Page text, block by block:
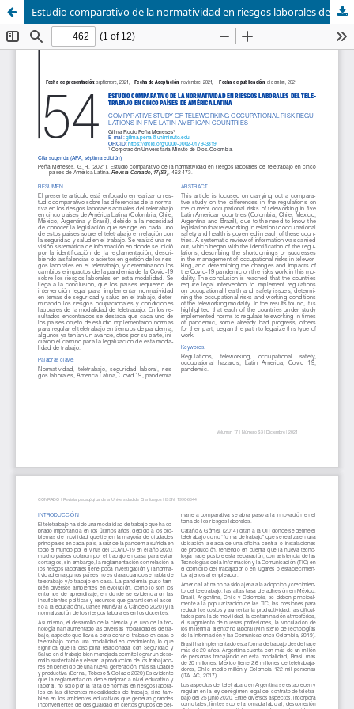
Estudio comparativo de la normatividad en riesgos laborales del teletrabajo en cinco países de América Latina